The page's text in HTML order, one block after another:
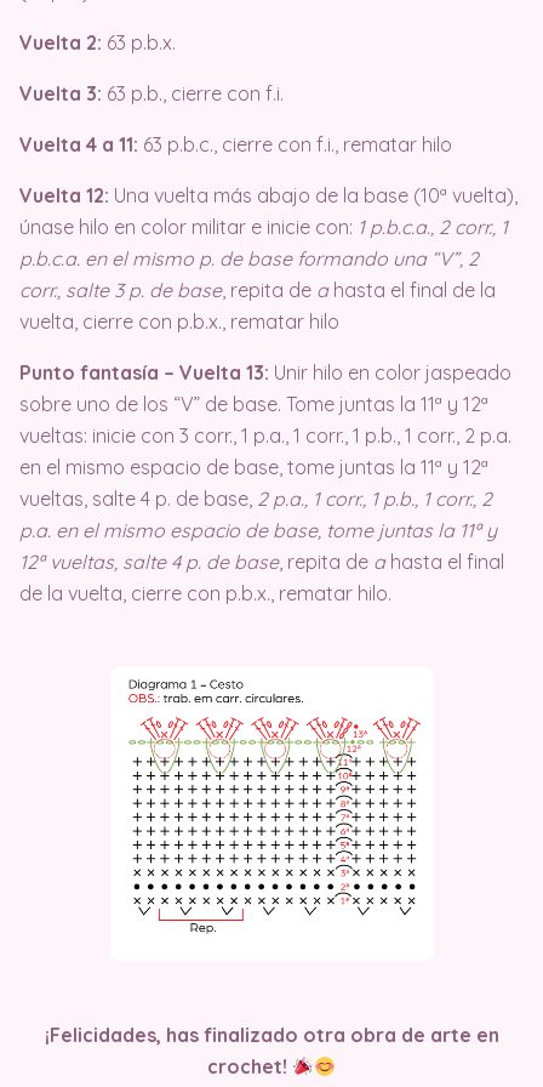
Vuelta 2: 63 p.b.x.
Vuelta 3: 63 p.b., cierre con f.i.
Vuelta 4 a 11: 63 p.b.c., cierre con f.i., rematar hilo
Vuelta 12: Una vuelta más abajo de la base (10ª vuelta),
únase hilo en color militar e inicie con: 1 p.b.c.a., 2 corr., 1
p.b.c.a. en el mismo p. de base formando una “V”, 2
corr., salte 3 p. de base, repita de ahasta el final de la
vuelta, cierre con p.b.x., rematar hilo
Punto fantasía – Vuelta 13: Unir hilo en color jaspeado
sobre uno de los “V” de base. Tome juntas la 11ª y 12ª
vueltas: inicie con 3 corr., 1 p.a., 1 corr., 1 p.b., 1 corr., 2 p.a.
en el mismo espacio de base, tome juntas la 11ª y 12ª
vueltas, salte 4 p. de base, 2 p.a., 1 corr., 1 p.b., 1 corr., 2
p.a. en el mismo espacio de base, tome juntas la 11ª y
12ª vueltas, salte 4 p. de base, repita de ahasta el final
de la vuelta, cierre con p.b.x., rematar hilo.
¡Felicidades, has finalizado otra obra de arte en
crochet!